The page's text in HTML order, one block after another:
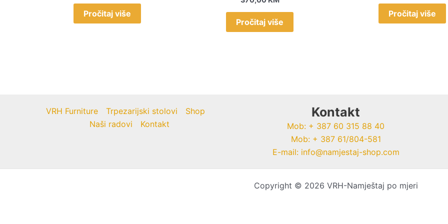
Pročitaj više
Pročitaj više
Pročitaj više
VRH Furniture Trpezarijski stolovi
Shop
Naši radovi
Kontakt
Kontakt
Mob: + 387 60 315 88 40
Mob: + 387 61/804-581
E-mail: info@namjestaj-shop.com
Copyright © 2026 VRH-Namještaj po mjeri